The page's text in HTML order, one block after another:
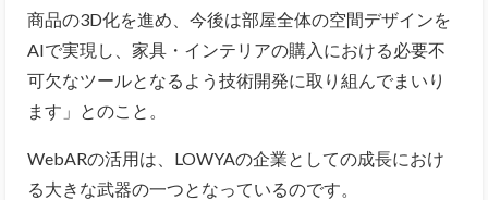
商品の3D化を進め、今後は部屋全体の空間デザインを
AIで実現し、家具・インテリアの購入における必要不
可欠なツールとなるよう技術開発に取り組んでまいり
ます」とのこと。
WebARの活用は、LOWYAの企業としての成長におけ
る大きな武器の一つとなっているのです。